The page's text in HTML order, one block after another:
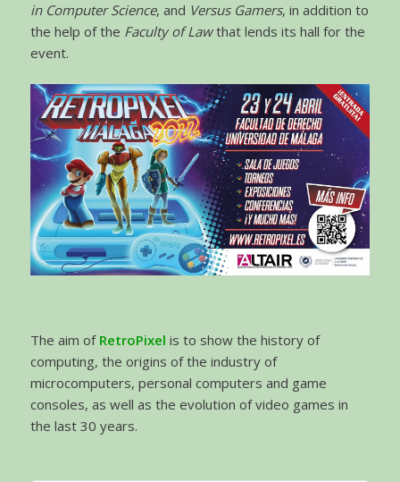
in Computer Science, and Versus Gamers, in addition to
the help of the Faculty of Lawthat lends its hall for the
event.
The aim of RetroPixel is to show the history of
computing, the origins of the industry of
microcomputers, personal computers and game
consoles, as well as the evolution of video games in
the last 30 years.